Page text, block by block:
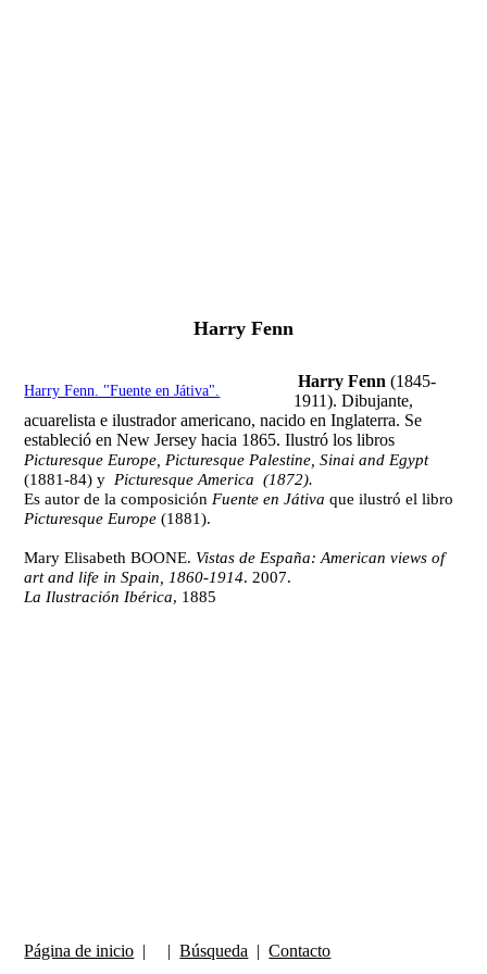
Harry Fenn
Harry Fenn. "Fuente en Játiva". Harry Fenn(1845-
1911). Dibujante,
acuarelista e ilustrador americano, nacido en Inglaterra. Se
estableció en New Jersey hacia 1865. Ilustró los libros
Picturesque Europe, Picturesque Palestine, Sinai and Egypt
(1881-84) yPicturesque America (1872).
Es autor de la composición Fuente en Játiva que ilustró el libro
Picturesque Europe(1881).
Mary Elisabeth BOONE. Vistas de España: American views of
art and life in Spain, 1860-1914. 2007.
La Ilustración Ibérica, 1885
Página de inicio | |Búsqueda |Contacto